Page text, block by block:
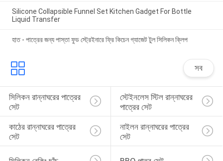
Silicone Collapsible Funnel Set Kitchen Gadget For Bottle
Liquid Transfer
হাত - পাত্রের জন্য পাস্তা ফুড স্ট্রেইনারে ফ্রি কিচেন গ্যাজেট টুল সিলিকন ক্লিপ
সব
সিলিকন রান্নাঘরের পাত্রের
সেট
স্টেইনলেস স্টিল রান্নাঘরের
পাত্রের সেট
কাঠের রান্নাঘরের পাত্রের
সেট
নাইলন রান্নাঘরের পাত্রের
সেট